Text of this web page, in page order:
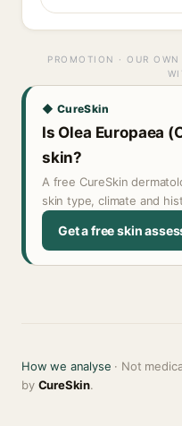
PROMOTION · OUR
◆ CureSkin
Is Olea Europaea
skin?
A free CureSkin
skin type, climate and
Get a free skin
How we analyse · Not
by CureSkin.